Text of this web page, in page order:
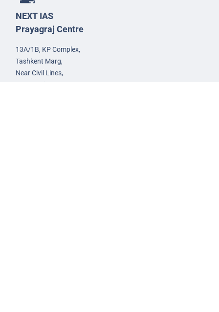
NEXT IAS
Prayagraj Centre
13A/1B, KP Complex,
Tashkent Marg,
Near Civil Lines,
Prayagraj - 211001